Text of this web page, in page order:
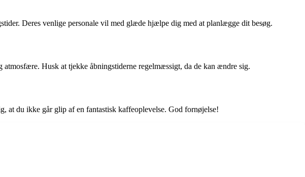
Deres venlige personale vil med glæde hjælpe dig med at planlægge dit besøg.
Husk at tjekke åbningstiderne regelmæssigt, da de kan ændre sig.
at du ikke går glip af en fantastisk kaffeoplevelse. God fornøjelse!